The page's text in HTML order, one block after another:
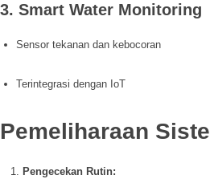
3. Smart Water Monitoring
Sensor tekanan dan kebocoran
Terintegrasi dengan IoT
Pemeliharaan
Pengecekan Rutin: